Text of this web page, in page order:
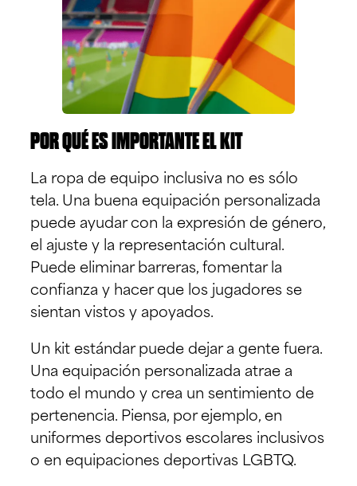
POR QUÉ ES IMPORTANTE EL KIT
La ropa de equipo inclusiva no es sólo
tela. Una buena equipación personalizada
puede ayudar con la expresión de género,
el ajuste y la representación cultural.
Puede eliminar barreras, fomentar la
confianza y hacer que los jugadores se
sientan vistos y apoyados.
Un kit estándar puede dejar a gente fuera.
Una equipación personalizada atrae a
todo el mundo y crea un sentimiento de
pertenencia. Piensa, por ejemplo, en
uniformes deportivos escolares inclusivos
o en equipaciones deportivas LGBTQ.